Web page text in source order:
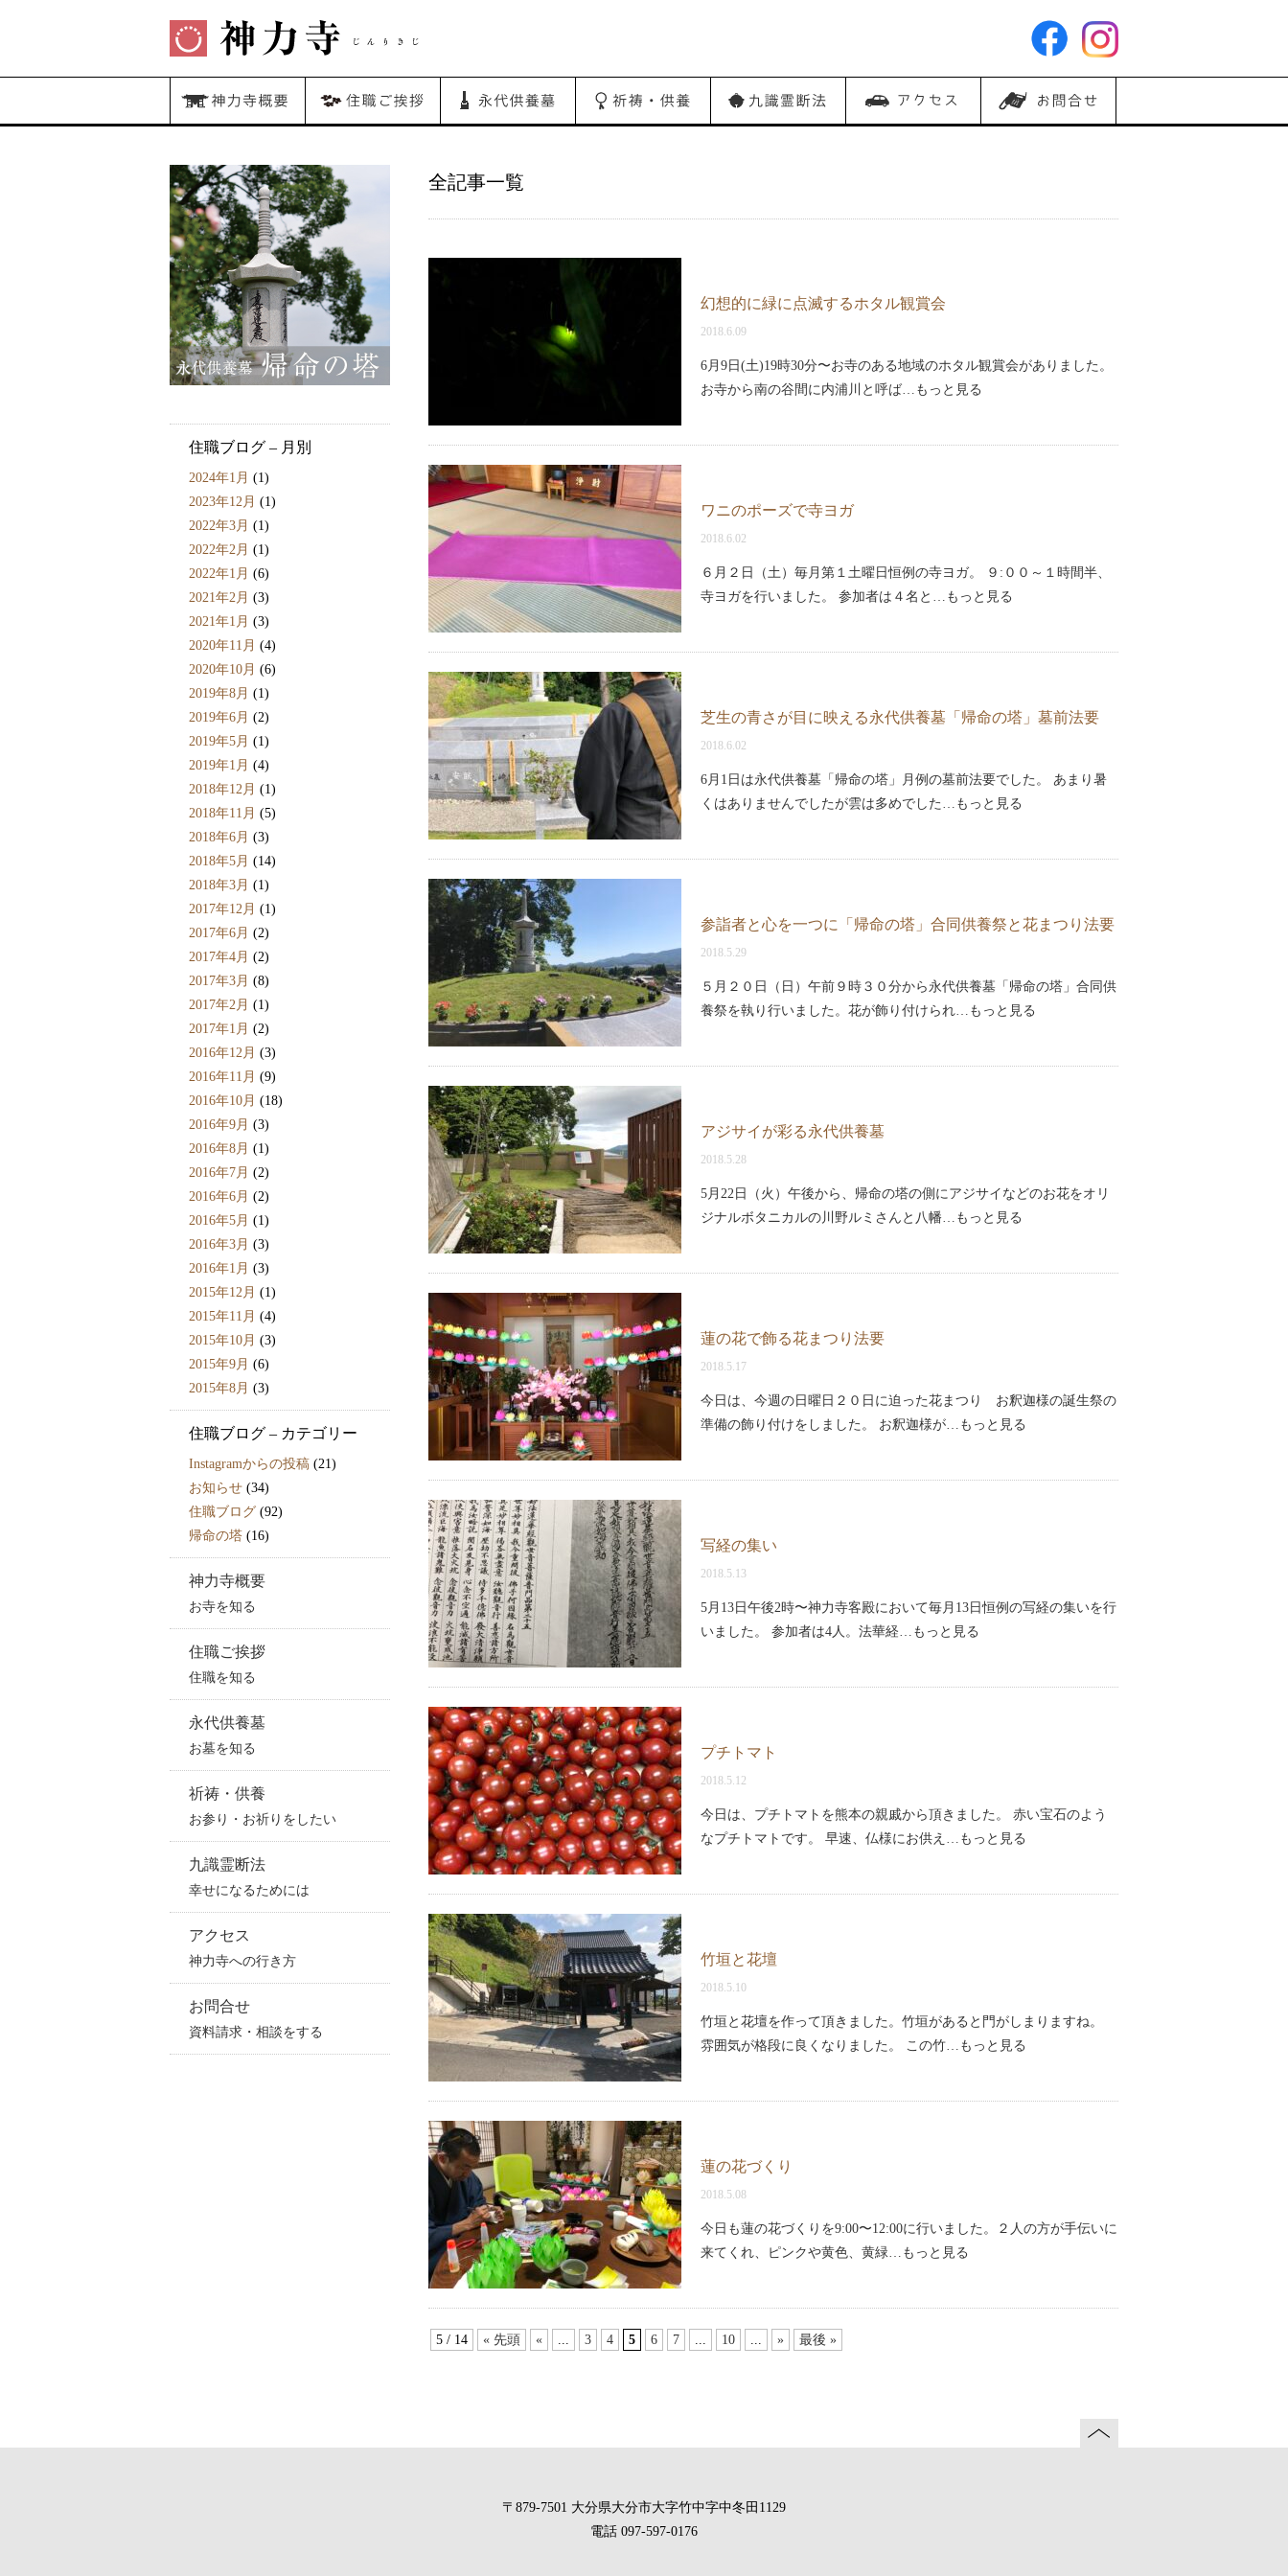
住職ブログ – 月別
2024年1月 (1)
2023年12月 (1)
2022年3月 (1)
2022年2月 (1)
2022年1月 (6)
2021年2月 (3)
2021年1月 (3)
2020年11月 (4)
2020年10月 (6)
2019年8月 (1)
2019年6月 (2)
2019年5月 (1)
2019年1月 (4)
2018年12月 (1)
2018年11月 (5)
2018年6月 (3)
2018年5月 (14)
2018年3月 (1)
2017年12月 (1)
2017年6月 (2)
2017年4月 (2)
2017年3月 (8)
2017年2月 (1)
2017年1月 (2)
2016年12月 (3)
2016年11月 (9)
2016年10月 (18)
2016年9月 (3)
2016年8月 (1)
2016年7月 (2)
2016年6月 (2)
2016年5月 (1)
2016年3月 (3)
2016年1月 (3)
2015年12月 (1)
2015年11月 (4)
2015年10月 (3)
2015年9月 (6)
2015年8月 (3)
住職ブログ – カテゴリー
Instagramからの投稿 (21)
お知らせ (34)
住職ブログ (92)
帰命の塔 (16)
神力寺概要
お寺を知る
住職ご挨拶
住職を知る
永代供養墓
お墓を知る
祈祷・供養
お参り・お祈りをしたい
九識霊断法
幸せになるためには
アクセス
神力寺への行き方
お問合せ
資料請求・相談をする
全記事一覧
幻想的に緑に点滅するホタル観賞会
2018.6.09
6月9日(土)19時30分〜お寺のある地域のホタル観賞会がありました。
お寺から南の谷間に内浦川と呼ば…もっと見る
ワニのポーズで寺ヨガ
2018.6.02
６月２日（土）毎月第１土曜日恒例の寺ヨガ。 ９:００～１時間半、
寺ヨガを行いました。 参加者は４名と…もっと見る
芝生の青さが目に映える永代供養墓「帰命の塔」墓前法要
2018.6.02
6月1日は永代供養墓「帰命の塔」月例の墓前法要でした。 あまり暑
くはありませんでしたが雲は多めでした…もっと見る
参詣者と心を一つに「帰命の塔」合同供養祭と花まつり法要
2018.5.29
５月２０日（日）午前９時３０分から永代供養墓「帰命の塔」合同供
養祭を執り行いました。花が飾り付けられ…もっと見る
アジサイが彩る永代供養墓
2018.5.28
5月22日（火）午後から、帰命の塔の側にアジサイなどのお花をオリ
ジナルボタニカルの川野ルミさんと八幡…もっと見る
蓮の花で飾る花まつり法要
2018.5.17
今日は、今週の日曜日２０日に迫った花まつり お釈迦様の誕生祭の
準備の飾り付けをしました。 お釈迦様が…もっと見る
写経の集い
2018.5.13
5月13日午後2時〜神力寺客殿において毎月13日恒例の写経の集いを行
いました。 参加者は4人。法華経…もっと見る
プチトマト
2018.5.12
今日は、プチトマトを熊本の親戚から頂きました。 赤い宝石のよう
なプチトマトです。 早速、仏様にお供え…もっと見る
竹垣と花壇
2018.5.10
竹垣と花壇を作って頂きました。竹垣があると門がしまりますね。
雰囲気が格段に良くなりました。 この竹…もっと見る
蓮の花づくり
2018.5.08
今日も蓮の花づくりを9:00〜12:00に行いました。２人の方が手伝いに
来てくれ、ピンクや黄色、黄緑…もっと見る
5 / 14 « 先頭 « ... 3 4 5 6 7 ... 10 ... » 最後 »
〒879-7501 大分県大分市大字竹中字中冬田1129
電話 097-597-0176